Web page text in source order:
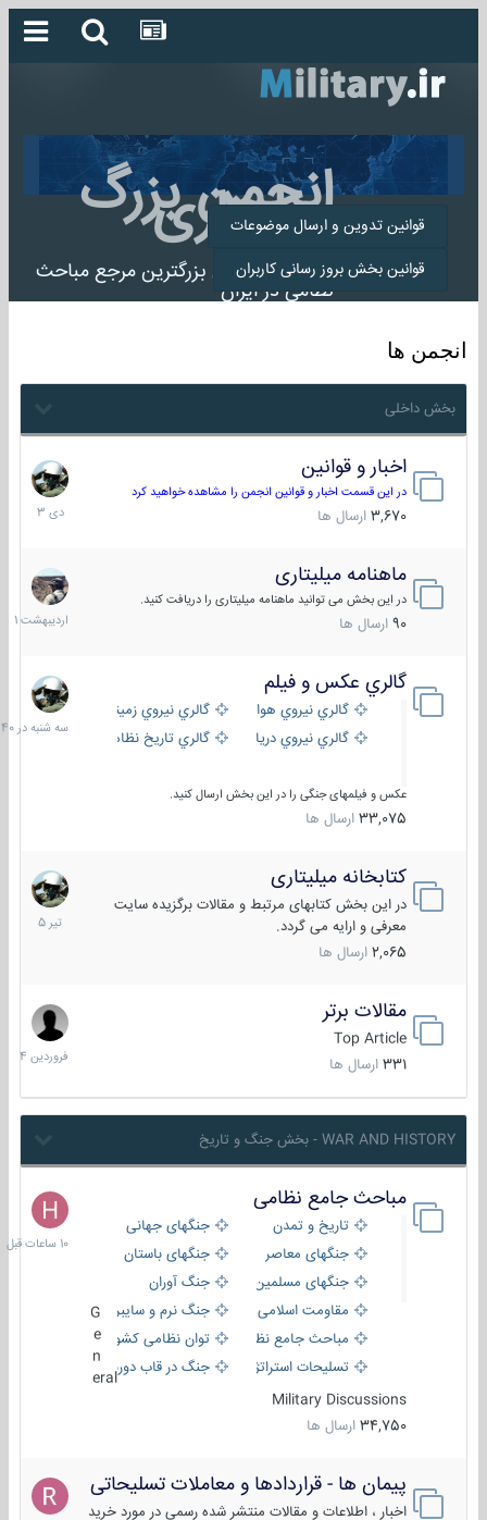
انجمن بزرگ
میلیتاری
انجمن میلیتاری بزرگترین مرجع مباحث
نظامی در ایران
قوانین تدوین و ارسال موضوعات
قوانین بخش بروز رسانی کاربران
انجمن ها
بخش داخلی
اخبار و قوانین
در این قسمت اخبار و قوانین انجمن را مشاهده خواهید کرد
3,670 ارسال ها
22
دی
1403
ماهنامه میلیتاری
در این بخش می توانید ماهنامه میلیتاری را دریافت کنید.
90 ارسال ها
30
1401
گالري عكس و فيلم
گالري نيروي هوايي
گالري نيروي زميني
گالري نيروي دريايي
گالري تاریخ نظامی
عکس و فیلمهای جنگی را در این بخش ارسال کنید.
33,075 ارسال ها
سه
شنبه
در
کتابخانه میلیتاری
در این بخش کتابهای مرتبط و مقالات برگزیده سایت
معرفی و ارایه می گردد.
2,065 ارسال ها
16
تیر
1405
مقالات برتر
Top Article
331 ارسال ها
29
فروردین
1404
WAR AND HISTORY - بخش جنگ و تاریخ
مباحث جامع نظامی
تاریخ و تمدن
جنگهای جهانی
جنگهای معاصر
جنگهای باستان
جنگهای مسلمین
جنگ آوران
مقاومت اسلامی
جنگ نرم و سایبری
مباحث جامع نظامی
توان نظامی کشورها
تسلیحات استراتژیک
جنگ در قاب دوربین
eral
Military Discussions
34,750 ارسال ها
10
ساعات
قبل
پیمان ها - قراردادها و معاملات تسلیحاتی
اخبار ، اطلاعات و مقالات منتشر شده رسمی در مورد خرید
7
اسفند